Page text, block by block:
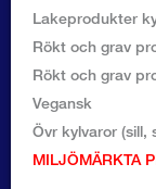
Lakeprodukter
Rökt och grav
Rökt och grav
Vegansk
Övr kylvaror (sill,
MILJÖMÄRKTA